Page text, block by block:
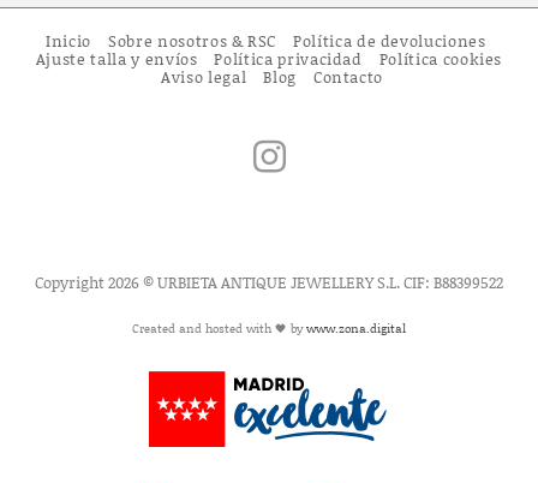
Inicio Sobre nosotros & RSC
Política de devoluciones
Ajuste talla y envíos
Política privacidad
Política cookies
Aviso legal
Blog Contacto
Copyright 2026 © URBIETA ANTIQUE JEWELLERY S.L. CIF: B88399522
Created and hosted with 🖤 bywww.zona.digital